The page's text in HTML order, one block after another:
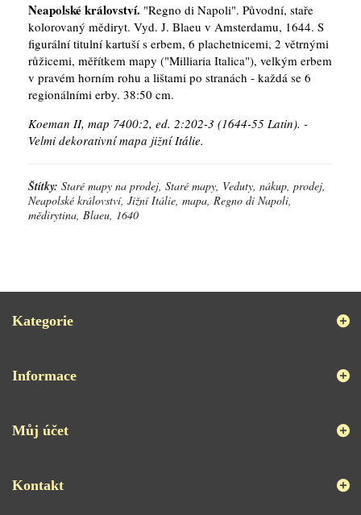
Neapolské království. "Regno di Napoli". Původní, staře
kolorovaný mědiryt. Vyd. J. Blaeu v Amsterdamu, 1644. S
figurální titulní kartuší s erbem, 6 plachetnicemi, 2 větrnými
růžicemi, měřítkem mapy ("Milliaria Italica"), velkým erbem
v pravém horním rohu a lištami po stranách - každá se 6
regionálními erby. 38:50 cm.
Koeman II, map 7400:2, ed. 2:202-3 (1644-55 Latin). -
Velmi dekorativní mapa jižní Itálie.
Štítky: Staré mapy na prodej, Staré mapy, Veduty, nákup, prodej,
Neapolské království, Jižní Itálie, mapa, Regno di Napoli,
mědirytina, Blaeu, 1640
Kategorie
Informace
Můj účet
Kontakt